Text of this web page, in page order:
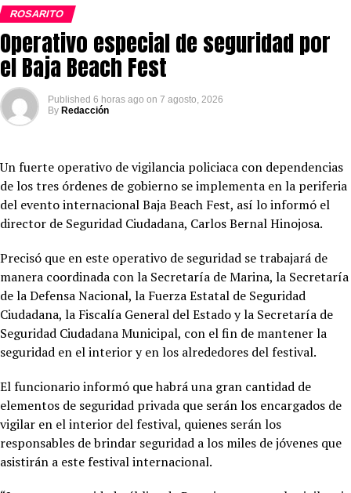
ROSARITO
Operativo especial de seguridad por
el Baja Beach Fest
Published 6 horas ago on 7 agosto, 2026
By Redacción
Un fuerte operativo de vigilancia policiaca con dependencias
de los tres órdenes de gobierno se implementa en la periferia
del evento internacional Baja Beach Fest, así lo informó el
director de Seguridad Ciudadana, Carlos Bernal Hinojosa.
Precisó que en este operativo de seguridad se trabajará de
manera coordinada con la Secretaría de Marina, la Secretaría
de la Defensa Nacional, la Fuerza Estatal de Seguridad
Ciudadana, la Fiscalía General del Estado y la Secretaría de
Seguridad Ciudadana Municipal, con el fin de mantener la
seguridad en el interior y en los alrededores del festival.
El funcionario informó que habrá una gran cantidad de
elementos de seguridad privada que serán los encargados de
vigilar en el interior del festival, quienes serán los
responsables de brindar seguridad a los miles de jóvenes que
asistirán a este festival internacional.